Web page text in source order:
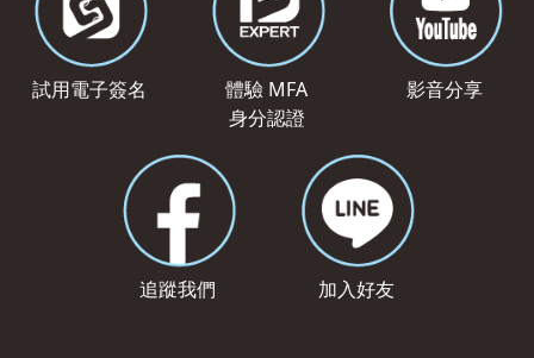
試用電子簽名
體驗 MFA
身分認證
影音分享
追蹤我們 加入好友